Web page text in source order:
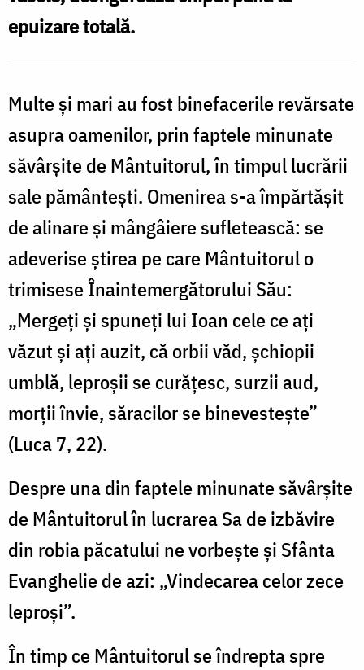
leproşi
epuizare totală.
Multe şi mari au fost binefacerile revărsate
asupra oamenilor, prin faptele minunate
săvârşite de Mântuitorul, în timpul lucrării
sale pământeşti. Omenirea s-a împărtăşit
de alinare şi mângâiere sufletească: se
adeverise ştirea pe care Mântuitorul o
trimisese Înaintemergătorului Său:
„Mergeţi şi spuneţi lui Ioan cele ce aţi
văzut şi aţi auzit, că orbii văd, şchiopii
umblă, leproşii se curăţesc, surzii aud,
morţii învie, săracilor se binevesteşte”
(Luca 7, 22).
Despre una din faptele minunate săvârşite
de Mântuitorul în lucrarea Sa de izbăvire
din robia păcatului ne vorbeşte şi Sfânta
Evanghelie de azi: „Vindecarea celor zece
leproşi”.
În timp ce Mântuitorul se îndrepta spre